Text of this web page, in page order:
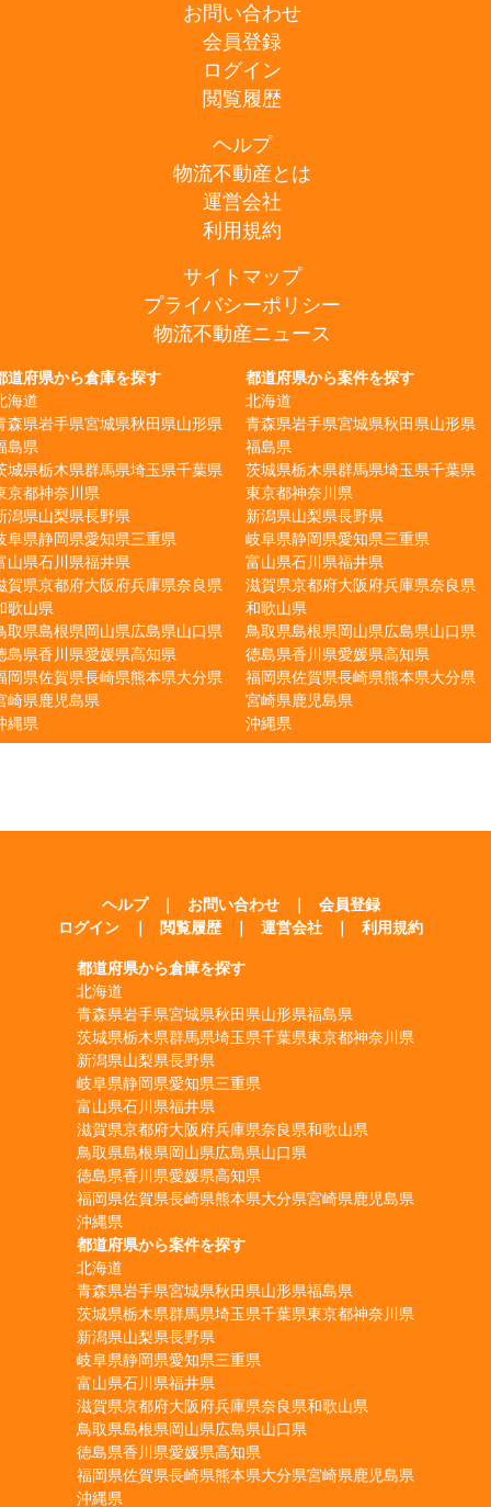
お問い合わせ
会員登録
ログイン
閲覧履歴
ヘルプ
物流不動産とは
運営会社
利用規約
サイトマップ
プライバシーポリシー
物流不動産ニュース
道府県から倉庫を探す
海道
森県岩手県宮城県秋田県山形県
島県
城県栃木県群馬県埼玉県千葉県
京都神奈川県
潟県山梨県長野県
阜県静岡県愛知県三重県
山県石川県福井県
賀県京都府大阪府兵庫県奈良県
歌山県
取県島根県岡山県広島県山口県
島県香川県愛媛県高知県
岡県佐賀県長崎県熊本県大分県
崎県鹿児島県
縄県
都道府県から案件を探す
北海道
青森県岩手県宮城県秋田県山形県
福島県
茨城県栃木県群馬県埼玉県千葉県
東京都神奈川県
新潟県山梨県長野県
岐阜県静岡県愛知県三重県
富山県石川県福井県
滋賀県京都府大阪府兵庫県奈良県
和歌山県
鳥取県島根県岡山県広島県山口県
徳島県香川県愛媛県高知県
福岡県佐賀県長崎県熊本県大分県
宮崎県鹿児島県
沖縄県
ヘルプ お問い合わせ
会員登録
ログイン
閲覧履歴 運営会社 利用規約
都道府県から倉庫を探す
北海道
青森県岩手県宮城県秋田県山形県福島県
茨城県栃木県群馬県埼玉県千葉県東京都神奈川県
新潟県山梨県長野県
岐阜県静岡県愛知県三重県
富山県石川県福井県
滋賀県京都府大阪府兵庫県奈良県和歌山県
鳥取県島根県岡山県広島県山口県
徳島県香川県愛媛県高知県
福岡県佐賀県長崎県熊本県大分県宮崎県鹿児島県
沖縄県
都道府県から案件を探す
北海道
青森県岩手県宮城県秋田県山形県福島県
茨城県栃木県群馬県埼玉県千葉県東京都神奈川県
新潟県山梨県長野県
岐阜県静岡県愛知県三重県
富山県石川県福井県
滋賀県京都府大阪府兵庫県奈良県和歌山県
鳥取県島根県岡山県広島県山口県
徳島県香川県愛媛県高知県
福岡県佐賀県長崎県熊本県大分県宮崎県鹿児島県
沖縄県